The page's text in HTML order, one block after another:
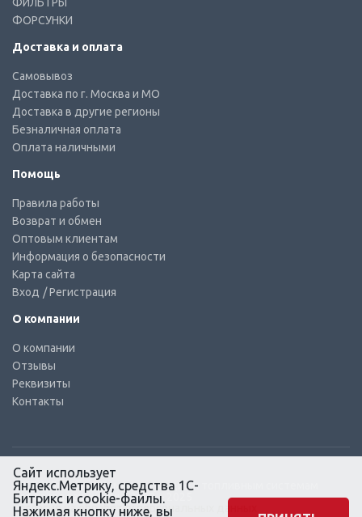
ФОРСУНКИ
Доставка и оплата
Самовывоз
Доставка по г. Москва и МО
Доставка в другие регионы
Безналичная оплата
Оплата наличными
Помощь
Правила работы
Возврат и обмен
Оптовым клиентам
Информация о безопасности
Карта сайта
Вход / Регистрация
О компании
О компании
Отзывы
Реквизиты
Контакты
© КТС-Дизель – Комплектующие к топливным системам
Все права защищены, 2003 – 2025
Согласие на обработку персональных данных
Сайт использует
Яндекс.Метрику, средства 1С-
Битрикс и cookie-файлы.
Нажимая кнопку ниже, вы